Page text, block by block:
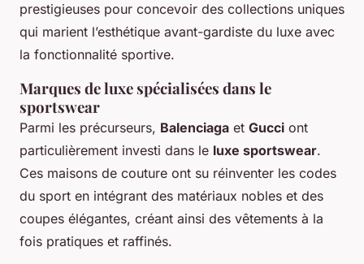
prestigieuses pour concevoir des collections uniques
qui marient l’esthétique avant-gardiste du luxe avec
la fonctionnalité sportive.
Marques de luxe spécialisées dans le
sportswear
Parmi les précurseurs, Balenciaga et Gucci ont
particulièrement investi dans le luxe sportswear.
Ces maisons de couture ont su réinventer les codes
du sport en intégrant des matériaux nobles et des
coupes élégantes, créant ainsi des vêtements à la
fois pratiques et raffinés.